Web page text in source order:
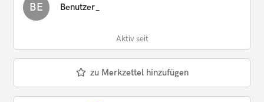
BE Benutzer_
Aktiv seit
zu Merkzettel hinzufügen